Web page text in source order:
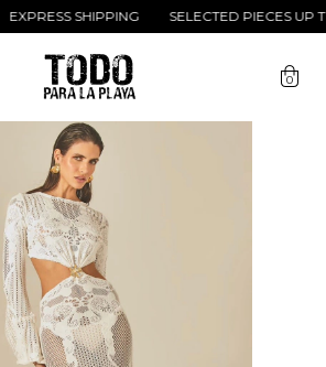
EXPRESS SHIPPING SELECTED PIECES UP
0